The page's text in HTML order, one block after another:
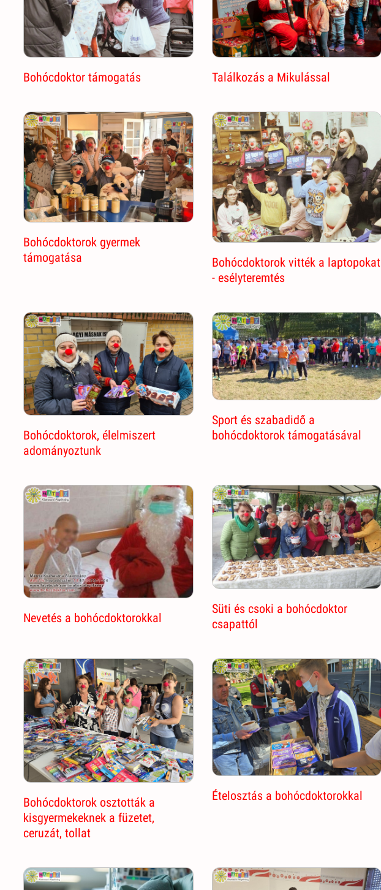
Bohócdoktor támogatás Találkozás a Mikulással
Bohócdoktorok gyermek
támogatása
Bohócdoktorok vitték a laptopokat
- esélyteremtés
Bohócdoktorok, élelmiszert
adományoztunk
Sport és szabadidő a
bohócdoktorok támogatásával
Nevetés a bohócdoktorokkal
Süti és csoki a bohócdoktor
csapattól
Bohócdoktorok osztották a
kisgyermekeknek a füzetet,
ceruzát, tollat
Ételosztás a bohócdoktorokkal